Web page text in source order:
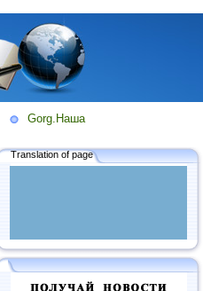
Gorg.Наша
Translation of page